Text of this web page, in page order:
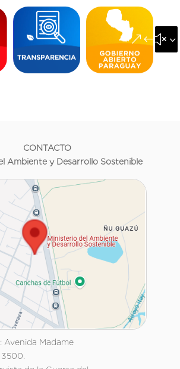
CONTACTO
Ambiente y Desarrollo Sostenible
: Avenida Madame
3500.